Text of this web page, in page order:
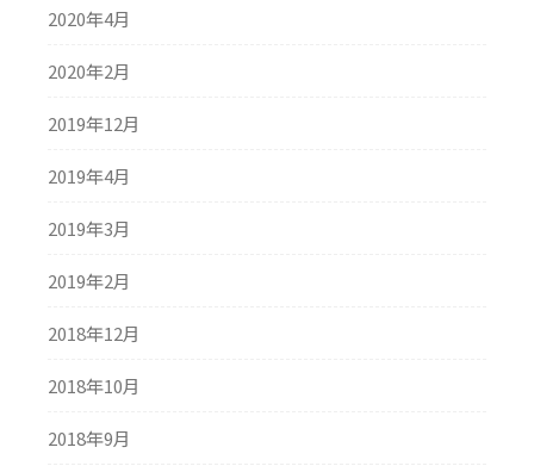
2020年4月
2020年2月
2019年12月
2019年4月
2019年3月
2019年2月
2018年12月
2018年10月
2018年9月